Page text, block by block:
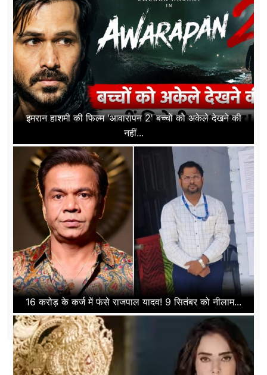
इमरान हाशमी की फिल्म 'आवारापन 2' बच्चों को अकेले देखने की
नहीं...
16 करोड़ के कर्ज में फंसे राजपाल यादव! 9 सितंबर को नीलाम...